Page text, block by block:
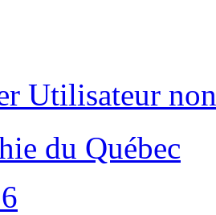
Utilisateur
du Québec